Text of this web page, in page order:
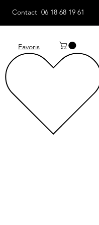
Contact 06 18 68 19 61
Favoris